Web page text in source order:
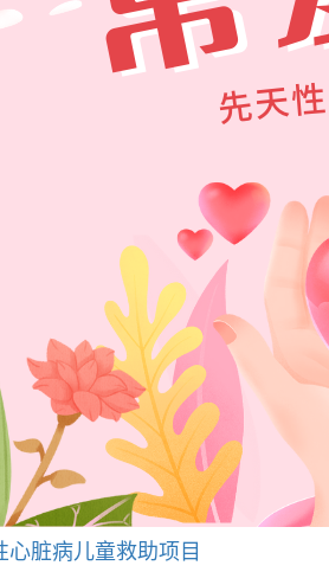
心脏病儿童救助项目